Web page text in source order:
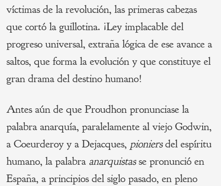
víctimas de la revolución, las primeras cabezas
que cortó la guillotina. ¡Ley implacable del
progreso universal, extraña lógica de ese avance a
saltos, que forma la evolución y que constituye el
gran drama del destino humano!
Antes aún de que Proudhon pronunciase la
palabra anarquía, paralelamente al viejo Godwin,
a Coeurderoy y a Dejacques, pioniersdel espíritu
humano, la palabra anarquistasse pronunció en
España, a principios del siglo pasado, en pleno